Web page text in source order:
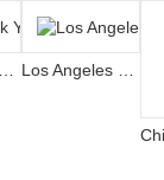
New York Yankees Los Angeles Dodgers